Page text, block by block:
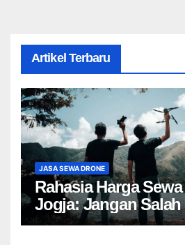
Artikel Terbaru
JASA SEWA DRONE
Rahasia Harga
Jogja: Jangan